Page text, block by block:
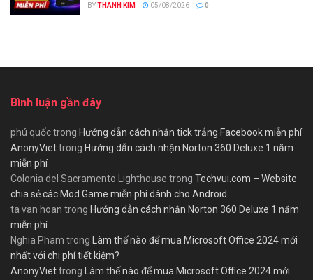
BYTHANH KIM 05/08/2026 0
Bình luận gần đây
phú quốctrong Hướng dẫn cách nhận tick trắng Facebook miễn phí
AnonyViettrong Hướng dẫn cách nhận Norton 360 Deluxe 1 năm
miễn phí
Colonia del Sacramento Lighthouse trong Techvui.com – Website
chia sẻ các Mod Game miễn phí dành cho Android
ta van hoan trong Hướng dẫn cách nhận Norton 360 Deluxe 1 năm
miễn phí
Nghia Pham trong
Làm thế nào để mua Microsoft Office 2024 mới
nhất với chi phí tiết kiệm?
AnonyViettrong
Làm thế nào để mua Microsoft Office 2024 mới